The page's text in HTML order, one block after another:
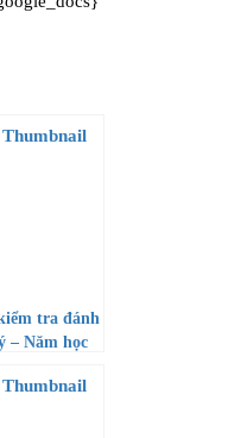
tra đánh
– Năm học